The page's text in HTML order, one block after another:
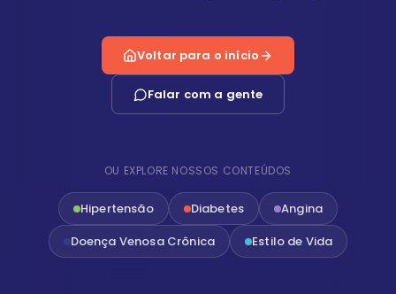
Voltar para o início
Falar com a gente
OU EXPLORE NOSSOS CONTEÚDOS
Hipertensão Diabetes
Angina
Doença Venosa Crônica
Estilo de Vida